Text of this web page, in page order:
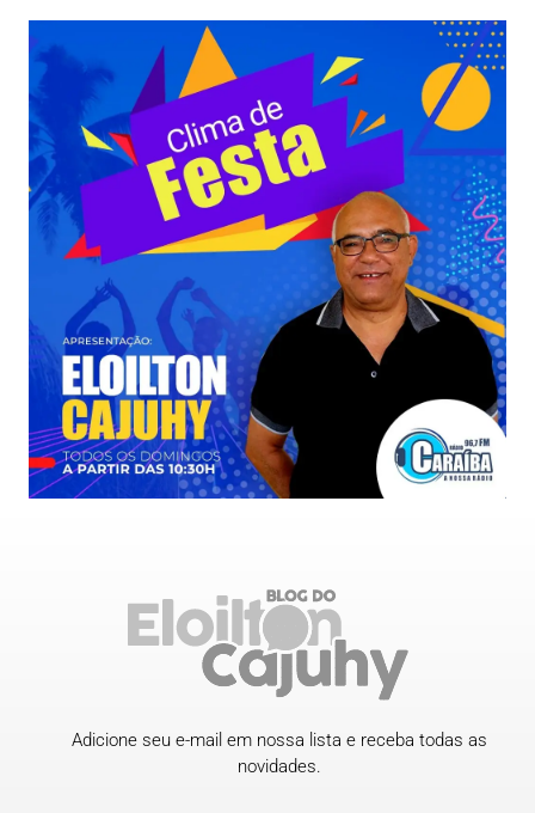
Adicione seu e-mail em nossa lista e receba todas as
novidades.